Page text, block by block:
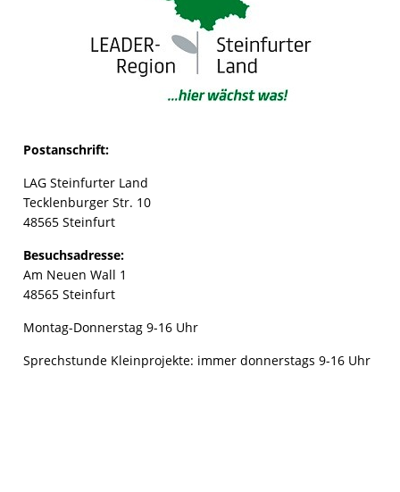
Postanschrift:
LAG Steinfurter Land
Tecklenburger Str. 10
48565 Steinfurt
Besuchsadresse:
Am Neuen Wall 1
48565 Steinfurt
Montag-Donnerstag 9-16 Uhr
Sprechstunde Kleinprojekte: immer donnerstags 9-16 Uhr